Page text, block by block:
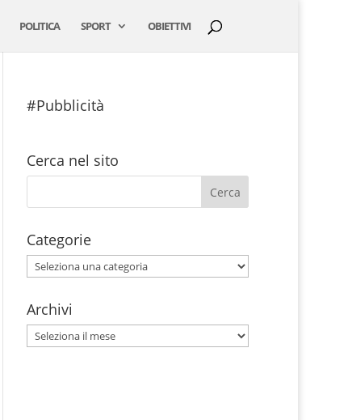
POLITICA SPORT OBIETTIVI
#Pubblicità
Cerca nel sito
Categorie
Categorie
Archivi
Archivi